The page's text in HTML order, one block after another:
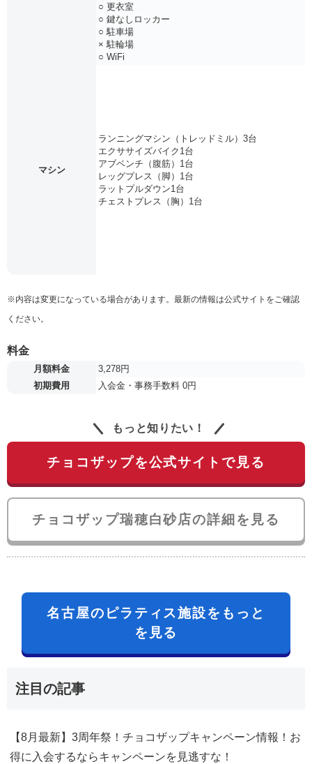
○ 更衣室
○ 鍵なしロッカー
○ 駐車場
× 駐輪場
○ WiFi
マシン
ランニングマシン（トレッドミル）3台
エクササイズバイク1台
アブベンチ（腹筋）1台
レッグプレス（脚）1台
ラットプルダウン1台
チェストプレス（胸）1台
※内容は変更になっている場合があります。最新の情報は公式サイトをご確認
ください。
料金
月額料金
3,278円
初期費用
入会金・事務手数料 0円
もっと知りたい！
チョコザップを公式サイトで見る
チョコザップ瑞穂白砂店の詳細を見る
名古屋のピラティス施設をもっと
を見る
注目の記事
【8月最新】3周年祭！チョコザップキャンペーン情報！お
得に入会するならキャンペーンを見逃すな！